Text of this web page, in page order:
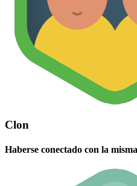
Clon
Haberse conectado con la